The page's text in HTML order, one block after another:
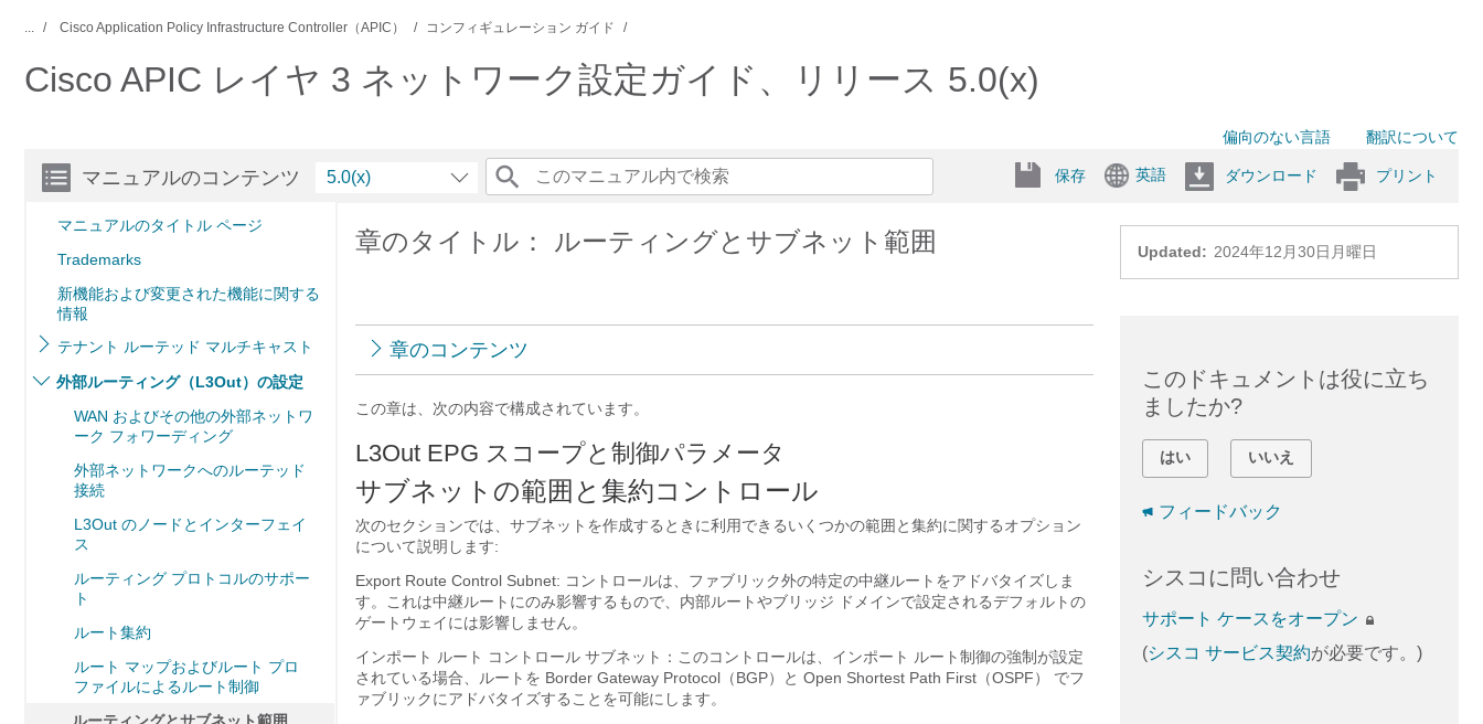
... Cisco Application Policy Infrastructure Controller（APIC） コンフィギュレーション ガイド
Cisco APIC レイヤ 3 ネットワーク設定ガイド、リリース 5.0(x)
偏向のない言語 翻訳について
マニュアルのコンテンツ
マニュアルのタイトル ページ
Trademarks
新機能および変更された機能に関する
情報
テナント ルーテッド マルチキャスト
外部ルーティング（L3Out）の設定
WAN およびその他の外部ネットワ
ーク フォワーディング
外部ネットワークへのルーテッド
接続
L3Out のノードとインターフェイ
ス
ルーティング プロトコルのサポー
ト
ルート集約
ルート マップおよびルート プロ
ファイルによるルート制御
5.0(x) 保存 英語 ダウンロード プリント
Updated: 2024年12月30日月曜日
章のタイトル： ルーティングとサブネット範囲
章のコンテンツ
この章は、次の内容で構成されています。
L3Out EPG スコープと制御パラメータ
サブネットの範囲と集約コントロール
次のセクションでは、サブネットを作成するときに利用できるいくつかの範囲と集約に関するオプション
について説明します:
Export Route Control Subnet: コントロールは、ファブリック外の特定の中継ルートをアドバタイズしま
す。これは中継ルートにのみ影響するもので、内部ルートやブリッジ ドメインで設定されるデフォルトの
ゲートウェイには影響しません。
インポート ルート コントロール サブネット：このコントロールは、インポート ルート制御の強制が設定
されている場合、ルートを Border Gateway Protocol（BGP）と Open Shortest Path First（OSPF） でフ
ァブリックにアドバタイズすることを可能にします。
このドキュメントは役に立ち
ましたか?
はい いいえ
フィードバック
シスコに問い合わせ
サポート ケースをオープン
(シスコ サービス契約が必要です。)